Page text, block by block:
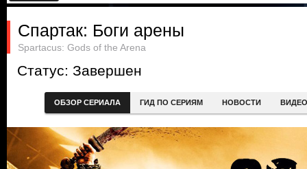
Спартак: Боги арены
Spartacus: Gods of the Arena
Статус: Завершен
ОБЗОР СЕРИАЛА ГИД ПО СЕРИЯМ НОВОСТИ ВИДЕО